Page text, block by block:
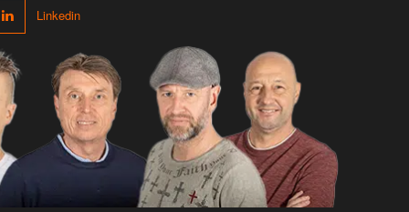
Linkedin